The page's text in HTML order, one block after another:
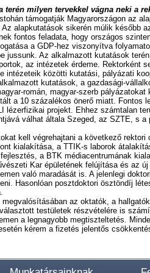
te­rén mi­lyen ter­vek­kel vág­na ne­ki a
tá­mo­gat­ják Ma­gyar­or­szá­gon az
alap­ku­ta­tá­sok si­ke­rén mú­lik ké­sőbb
fon­tos fel­ada­ta, hogy or­szá­gos
a GDP-hez vi­szo­nyít­va
jus­sunk. Az al­kal­ma­zott ku­ta­tá­sok
az in­té­ze­tek ér­de­me. Rek­tor­ként
in­té­ze­te­ik kö­zöt­ti ku­ta­tá­si, pá­lyá­za­ti
ku­ta­tá­sok, a gaz­da­sá­gi-
ro­mán, ma­gyar-szerb
a 10 szá­za­lé­kos ön­erő mi­att. Fon­tos
lé­zer­fi­zi­kai pro­jekt. Eh­hez szám­ta­lan
vál­hat ál­ta­la Sze­ged, az SZTE, s
kell vég­re­haj­ta­ni a kö­vet­ke­ző
ki­ala­kí­tá­sa, a TTIK-s la­bo­rok
a BTK mé­dia­cent­ru­má­nak
Kar épü­le­té­nek fel­újí­tá­sa és az
va­ló ma­ra­dá­sát is. A je­len­le­gi
Ha­son­ló­an poszt­dok­to­ri ösz­tön­díj
az ok­ta­tók, a
tes­tü­le­tek rész­vé­te­lé­re is
a leg­na­gyobb meg­tisz­tel­te­tés.
ké­rem a fi­ze­tés je­len­tős